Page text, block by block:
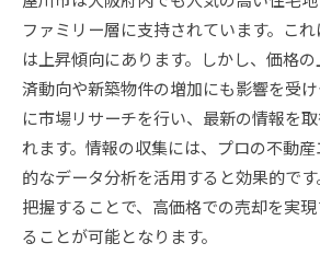
買い手の心理を理解した対応法
不動産売却に必須寝屋川市の市場
市場動向を定期的にチェック
地域特有の市場変動要因を理
価格トレンド分析の重要性
近隣の再開発プロジェクトと
政策変更が市場に与える影響
ファミリー層に支持されています。こ
は上昇傾向にあります。しかし、価格
済動向や新築物件の増加にも影響を受
に市場リサーチを行い、最新の情報を
れます。情報の収集には、プロの不動
的なデータ分析を活用すると効果的で
把握することで、高価格での売却を実
ることが可能となります。